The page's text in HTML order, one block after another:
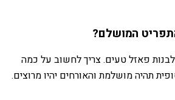
המושלם?
פאזל טעים. צריך לחשוב על כמה
תהיה מושלמת והאורחים יהיו מרוצים.